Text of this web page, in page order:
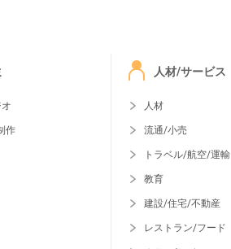
作
人材/サービス
人材
流通/小売
トラベル/航空/運輸
教育
建設/住宅/不動産
レストラン/フード